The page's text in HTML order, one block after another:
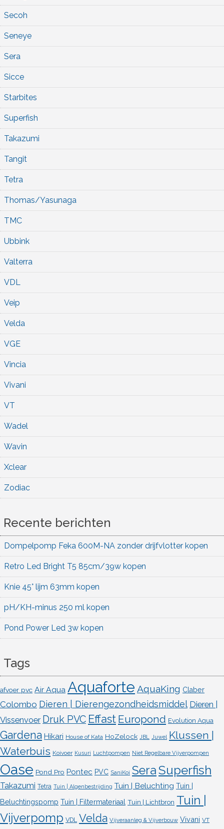
Secoh
Seneye
Sera
Sicce
Starbites
Superfish
Takazumi
Tangit
Tetra
Thomas/Yasunaga
TMC
Ubbink
Valterra
VDL
Veip
Velda
VGE
Vincia
Vivani
VT
Wadel
Wavin
Xclear
Zodiac
Recente berichten
Dompelpomp Feka 600M-NA zonder drijfvlotter kopen
Retro Led Bright T5 85cm/39w kopen
Knie 45° lijm 63mm kopen
pH/KH-minus 250 ml kopen
Pond Power Led 3w kopen
Tags
afvoer pvc Air Aqua Aquaforte AquaKing Claber
Colombo Dieren | Dierengezondheidsmiddel Dieren |
Vissenvoer Druk PVC Effast Europond Evolution Aqua
Gardena Hikari House of Kata HoZelock JBL Juwel Klussen |
Waterbuis Koivoer Kusuri Luchtpompen Niet Regelbare Vijverpompen
Oase Pond Pro Pontec PVC SaniKoi SeraSuperfish
Takazumi Tetra Tuin | Algenbestrijding Tuin | Beluchting Tuin |
Beluchtingspomp Tuin | Filtermateriaal Tuin | Lichtbron Tuin |
Vijverpomp VDL Velda Vijveraanleg & Vijverbouw Vivani VT